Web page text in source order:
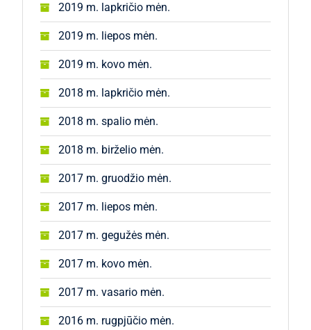
2019 m. lapkričio mėn.
2019 m. liepos mėn.
2019 m. kovo mėn.
2018 m. lapkričio mėn.
2018 m. spalio mėn.
2018 m. birželio mėn.
2017 m. gruodžio mėn.
2017 m. liepos mėn.
2017 m. gegužės mėn.
2017 m. kovo mėn.
2017 m. vasario mėn.
2016 m. rugpjūčio mėn.